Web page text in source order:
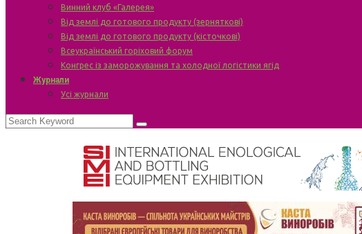
Винний клуб «Галерея»
Від землі до готового продукту (зерняткові)
Від землі до готового продукту (кісточкові)
Всеукраїнський горіховий форум
Конгрес із заморожування та холодної логістики ягід
Журнали
Усі журнали